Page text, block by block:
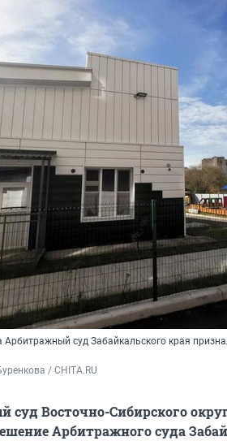
Арбитражный суд Забайкальского края
/ CHITA.RU
Восточно-Сибирского
Арбитражного суда